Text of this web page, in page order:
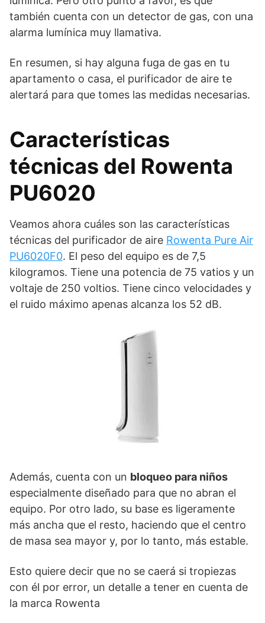
también cuenta con un detector de gas, con una
alarma lumínica muy llamativa.
En resumen, si hay alguna fuga de gas en tu
apartamento o casa, el purificador de aire te
alertará para que tomes las medidas necesarias.
Características
técnicas del Rowenta
PU6020
Veamos ahora cuáles son las características
técnicas del purificador de aire Rowenta Pure Air
PU6020F0. El peso del equipo es de 7,5
kilogramos. Tiene una potencia de 75 vatios y un
voltaje de 250 voltios. Tiene cinco velocidades y
el ruido máximo apenas alcanza los 52 dB.
Además, cuenta con un bloqueo para niños
especialmente diseñado para que no abran el
equipo. Por otro lado, su base es ligeramente
más ancha que el resto, haciendo que el centro
de masa sea mayor y, por lo tanto, más estable.
Esto quiere decir que no se caerá si tropiezas
con él por error, un detalle a tener en cuenta de
la marca Rowenta